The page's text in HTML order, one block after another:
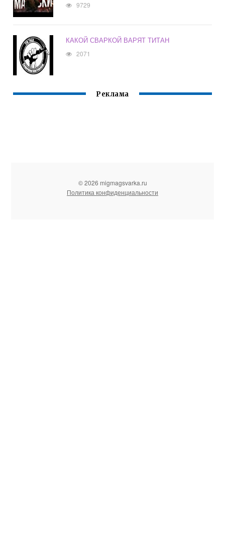
9729
КАКОЙ СВАРКОЙ ВАРЯТ ТИТАН
2071
Реклама
© 2026 migmagsvarka.ru
Политика конфиденциальности